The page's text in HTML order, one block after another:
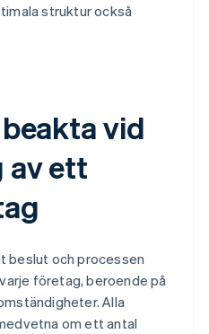
struktur också
vid
av ett
beslut och processen
företag, beroende på
Alla
om ett antal